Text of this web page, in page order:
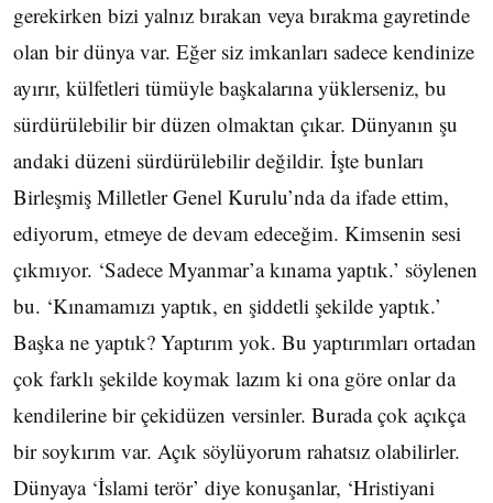
gerekirken bizi yalnız bırakan veya bırakma gayretinde
olan bir dünya var. Eğer siz imkanları sadece kendinize
ayırır, külfetleri tümüyle başkalarına yüklerseniz, bu
sürdürülebilir bir düzen olmaktan çıkar. Dünyanın şu
andaki düzeni sürdürülebilir değildir. İşte bunları
Birleşmiş Milletler Genel Kurulu’nda da ifade ettim,
ediyorum, etmeye de devam edeceğim. Kimsenin sesi
çıkmıyor. ‘Sadece Myanmar’a kınama yaptık.’ söylenen
bu. ‘Kınamamızı yaptık, en şiddetli şekilde yaptık.’
Başka ne yaptık? Yaptırım yok. Bu yaptırımları ortadan
çok farklı şekilde koymak lazım ki ona göre onlar da
kendilerine bir çekidüzen versinler. Burada çok açıkça
bir soykırım var. Açık söylüyorum rahatsız olabilirler.
Dünyaya ‘İslami terör’ diye konuşanlar, ‘Hristiyani